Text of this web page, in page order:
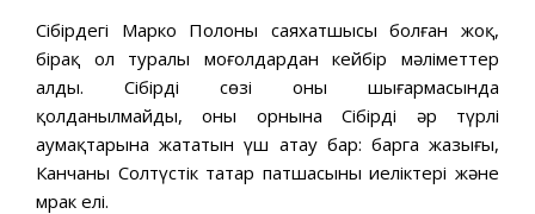
Сібірдегі Марко Полоның саяхатшысы болған жоқ,
бірақ ол туралы моңғолдардан кейбір мәліметтер
алды. Сібірдің сөзі оның шығармасында
қолданылмайды, оның орнына Сібірдің әр түрлі
аумақтарына жататын үш атау бар: барга жазығы,
Канчаның Солтүстік татар патшасының иеліктері және
мрак елі.